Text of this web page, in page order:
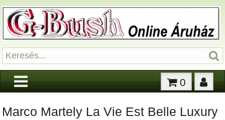
0
Marco Martely La Vie Est Belle Luxury